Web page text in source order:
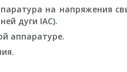
на напряжения
дуги IAC).
аппаратуре.